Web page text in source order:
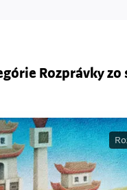
Rozprávky zo